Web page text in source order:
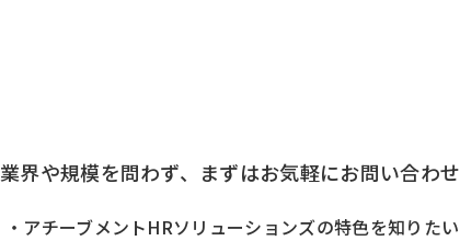
業界や規模を問わず、まずはお気軽にお問い合わせ
・アチーブメントHRソリューションズの特色を知りたい